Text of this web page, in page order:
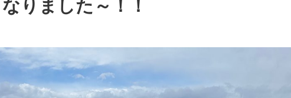
りました～！！